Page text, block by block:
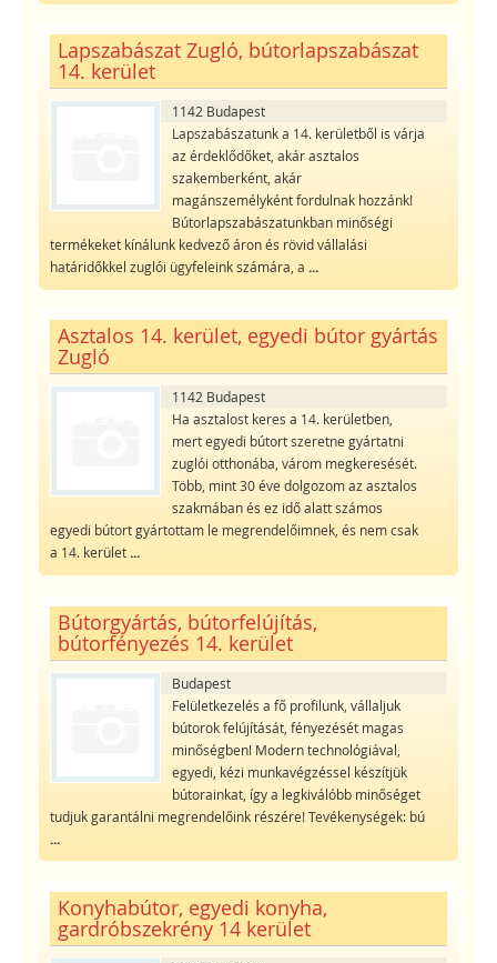
Lapszabászat Zugló, bútorlapszabászat
14. kerület
1142 Budapest
Lapszabászatunk a 14. kerületből is várja
az érdeklődőket, akár asztalos
szakemberként, akár
magánszemélyként fordulnak hozzánk!
Bútorlapszabászatunkban minőségi
termékeket kínálunk kedvező áron és rövid vállalási
határidőkkel zuglói ügyfeleink számára, a ...
Asztalos 14. kerület, egyedi bútor gyártás
Zugló
1142 Budapest
Ha asztalost keres a 14. kerületben,
mert egyedi bútort szeretne gyártatni
zuglói otthonába, várom megkeresését.
Több, mint 30 éve dolgozom az asztalos
szakmában és ez idő alatt számos
egyedi bútort gyártottam le megrendelőimnek, és nem csak
a 14. kerület...
Bútorgyártás, bútorfelújítás,
bútorfényezés 14. kerület
Budapest
Felületkezelés a fő profilunk, vállaljuk
bútorok felújítását, fényezését magas
minőségben! Modern technológiával,
egyedi, kézi munkavégzéssel készítjük
bútorainkat, így a legkiválóbb minőséget
tudjuk garantálni megrendelőink részére! Tevékenységek: bú
...
Konyhabútor, egyedi konyha,
gardróbszekrény 14 kerület